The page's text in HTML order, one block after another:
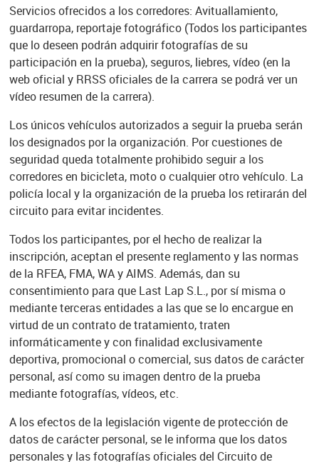
Servicios ofrecidos a los corredores: Avituallamiento,
guardarropa, reportaje fotográfico (Todos los participantes
que lo deseen podrán adquirir fotografías de su
participación en la prueba), seguros, liebres, vídeo (en la
web oficial y RRSS oficiales de la carrera se podrá ver un
vídeo resumen de la carrera).
Los únicos vehículos autorizados a seguir la prueba serán
los designados por la organización. Por cuestiones de
seguridad queda totalmente prohibido seguir a los
corredores en bicicleta, moto o cualquier otro vehículo. La
policía local y la organización de la prueba los retirarán del
circuito para evitar incidentes.
Todos los participantes, por el hecho de realizar la
inscripción, aceptan el presente reglamento y las normas
de la RFEA, FMA, WA y AIMS. Además, dan su
consentimiento para que Last Lap S.L., por sí misma o
mediante terceras entidades a las que se lo encargue en
virtud de un contrato de tratamiento, traten
informáticamente y con finalidad exclusivamente
deportiva, promocional o comercial, sus datos de carácter
personal, así como su imagen dentro de la prueba
mediante fotografías, vídeos, etc.
A los efectos de la legislación vigente de protección de
datos de carácter personal, se le informa que los datos
personales y las fotografías oficiales del Circuito de